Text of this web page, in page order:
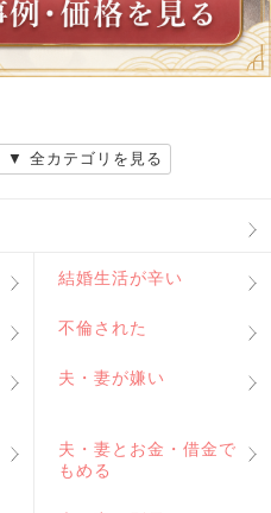
▼ 全カテゴリを見る
結婚生活が辛い
不倫された
夫・妻が嫌い
夫・妻とお金・借金で
もめる